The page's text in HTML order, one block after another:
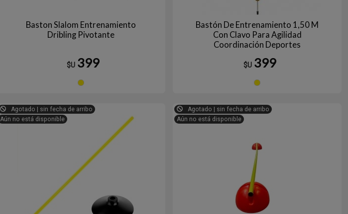
Baston Slalom Entrenamiento
Dribling Pivotante
$U 399
Bastón De Entrenamiento 1,50 M
Con Clavo Para Agilidad
Coordinación Deportes
$U 399
Agotado | sin fecha de arribo
Aún no está disponible
Agotado | sin fecha de arribo
Aún no está disponible